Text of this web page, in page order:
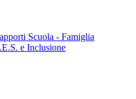
Scuola - Famiglia
e Inclusione